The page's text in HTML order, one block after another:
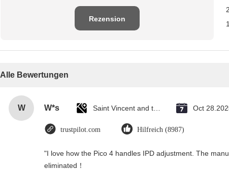
Rezension
Alle Bewertungen
W W*s Oct
trustpilot.com Hilfreich (8987)
"I love how the Pico 4 handles IPD adjustment. The
eliminated！